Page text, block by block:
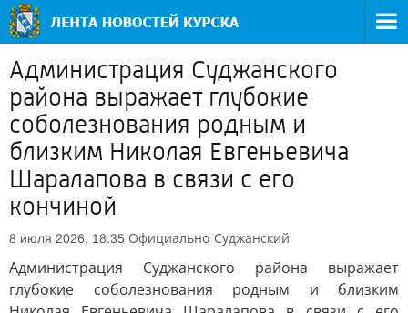
Администрация Суджанского
района выражает глубокие
соболезнования родным и
близким Николая Евгеньевича
Шаралапова в связи с его
кончиной
8 июля 2026, 18:35 Официально Суджанский
Администрация Суджанского района выражает
глубокие соболезнования родным и близким